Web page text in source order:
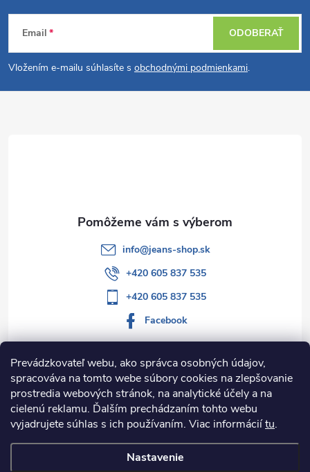
Prevádzkovateľ webu, ako správca osobných údajov,
spracováva na tomto webe súbory cookies na zlepšovanie
prostredia webových stránok, na analytické účely a na
cielenú reklamu. Ďalším prechádzaním tohto webu
vyjadrujete súhlas s ich používaním. Viac informáciítu.
Nastavenie
Z
á
p
Email
Vložením e-mailu súhlasíte s obchodnými podmienkami.
ODOBERAŤ
Informácie pre vás
Kategórie
info@jeans-shop.sk
+420 605 837 535
+420 605 837 535
Facebook